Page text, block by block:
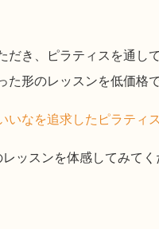
だき、ピラティスを通し
た形のレッスンを低価格
いなを追求したピラティス
レッスンを体感してみてく